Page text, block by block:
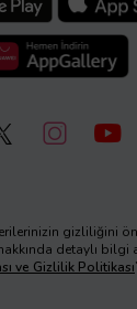
gizliliğini
detaylı bilgi
ve Gizlilik Politikası